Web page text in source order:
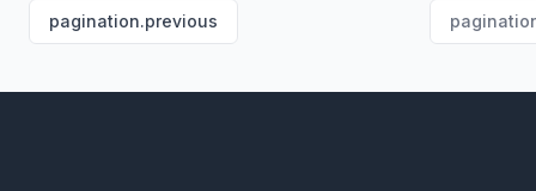
pagination.previous